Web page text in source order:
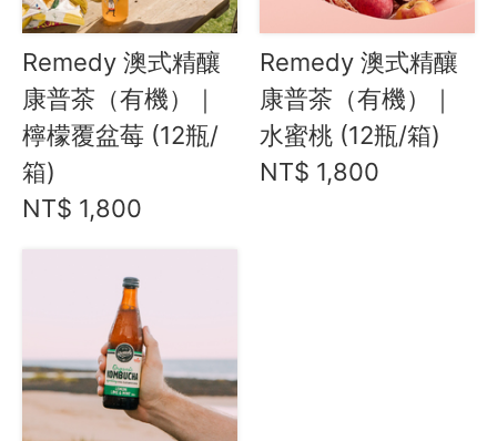
滷味 / 香腸 / 下酒菜
熟食 / 小吃 / 鮑魚罐
喝湯吃火鍋
礦泉水 / 氣泡水
羅賓咖啡坊
美景茶飲
Remedy 澳式精釀康普
Bonsoy 氣泡椰子水/棒豆奶
Zestea 無酒精
O卡桑 木耳養生飲
Remedy 澳式精釀
康普茶（有機）｜
檸檬覆盆莓 (12瓶/
箱)
NT$ 1,800
Remedy 澳式精釀
康普茶（有機）｜
水蜜桃 (12瓶/箱)
NT$ 1,800